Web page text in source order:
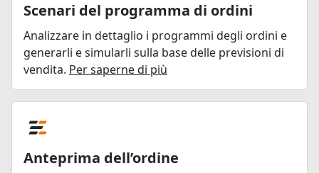
Scenari del programma di ordini
Analizzare in dettaglio i programmi degli ordini e
generarli e simularli sulla base delle previsioni di
vendita. Per saperne di più
Anteprima dell’ordine